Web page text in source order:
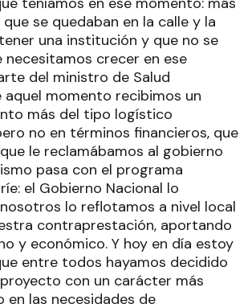
se quedaban en la calle y la
una institución y que no se
necesitamos crecer en ese
del ministro de Salud
momento recibimos un
más del tipo logístico
no en términos financieros, que
le reclamábamos al gobierno
pasa con el programa
el Gobierno Nacional lo
lo reflotamos a nivel local
contraprestación, aportando
y económico. Y hoy en día estoy
entre todos hayamos decidido
con un carácter más
en las necesidades de